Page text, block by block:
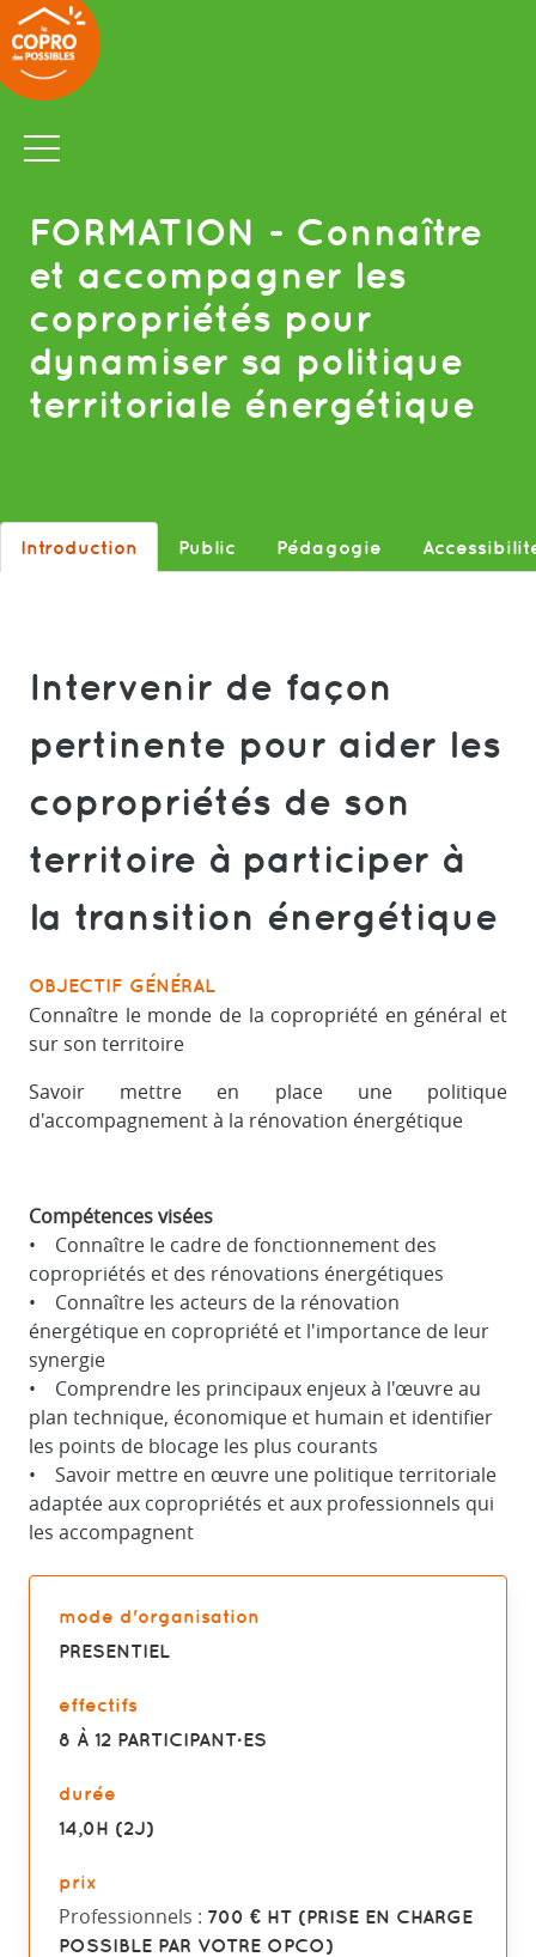
FORMATION - Connaître
et accompagner les
copropriétés pour
dynamiser sa politique
territoriale énergétique
Introduction Public Pédagogie
Intervenir de façon
pertinente pour aider les
copropriétés de son
territoire à participer à
la transition énergétique
OBJECTIF GÉNÉRAL
Connaître le monde de la copropriété en général et
sur son territoire
Savoir mettre en place une politique
d'accompagnement à la rénovation énergétique
Compétences visées
• Connaître le cadre de fonctionnement des
copropriétés et des rénovations énergétiques
• Connaître les acteurs de la rénovation
énergétique en copropriété et l'importance de leur
synergie
• Comprendre les principaux enjeux à l'œuvre au
plan technique, économique et humain et identifier
les points de blocage les plus courants
• Savoir mettre en œuvre une politique territoriale
adaptée aux copropriétés et aux professionnels qui
les accompagnent
mode d'organisation
PRESENTIEL
effectifs
8 À 12 PARTICIPANT·ES
durée
14,0H (2J)
prix
Professionnels : 700 € HT (PRISE EN CHARGE
POSSIBLE PAR VOTRE OPCO)